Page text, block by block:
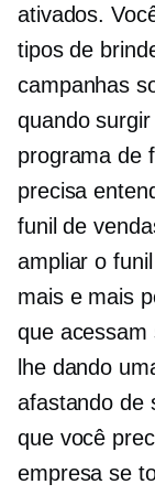
ativados.
tipos de
campanhas
quando
programa de
precisa
funil de
ampliar o
mais e mais
que acessam
lhe dando
afastando de
que você
empresa se